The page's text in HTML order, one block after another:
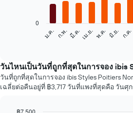
แผนภูมิ
แสดง
ราคา
เฉลี่ย
ของ
พัก
ม.ค. ก.พ.มี.ค.เม.ย. พ.ค. มิ.ย. ก.ค.
0
วันไหนเป็นวันที่ถูกที่สุดในการจอง ibis
วันที่ถูกที่สุดในการจอง ibis Styles Poitiers
เฉลี่ยต่อคืนอยู่ที่ ฿3,717 วันที่แพงที่สุดคือ วันศุ
฿7,500